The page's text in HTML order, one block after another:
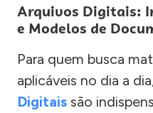
Arquivos Digitais:
e Modelos de
Para quem busca
aplicáveis no dia a
Digitais são